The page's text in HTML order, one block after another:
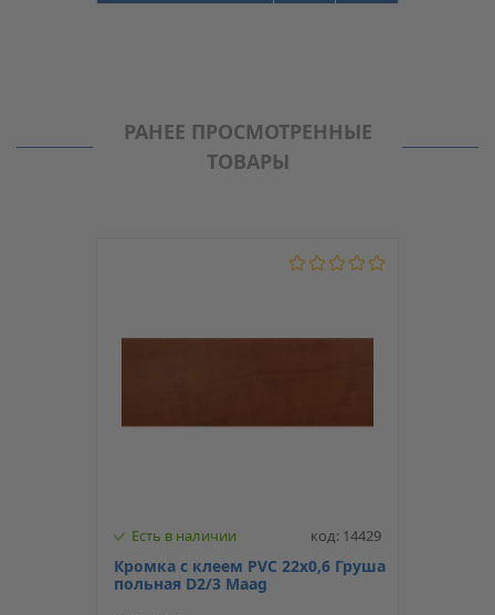
РАНЕЕ ПРОСМОТРЕННЫЕ
ТОВАРЫ
Есть в наличии код: 14429
Кромка с клеем PVC 22х0,6 Груша
польная D2/3 Maag